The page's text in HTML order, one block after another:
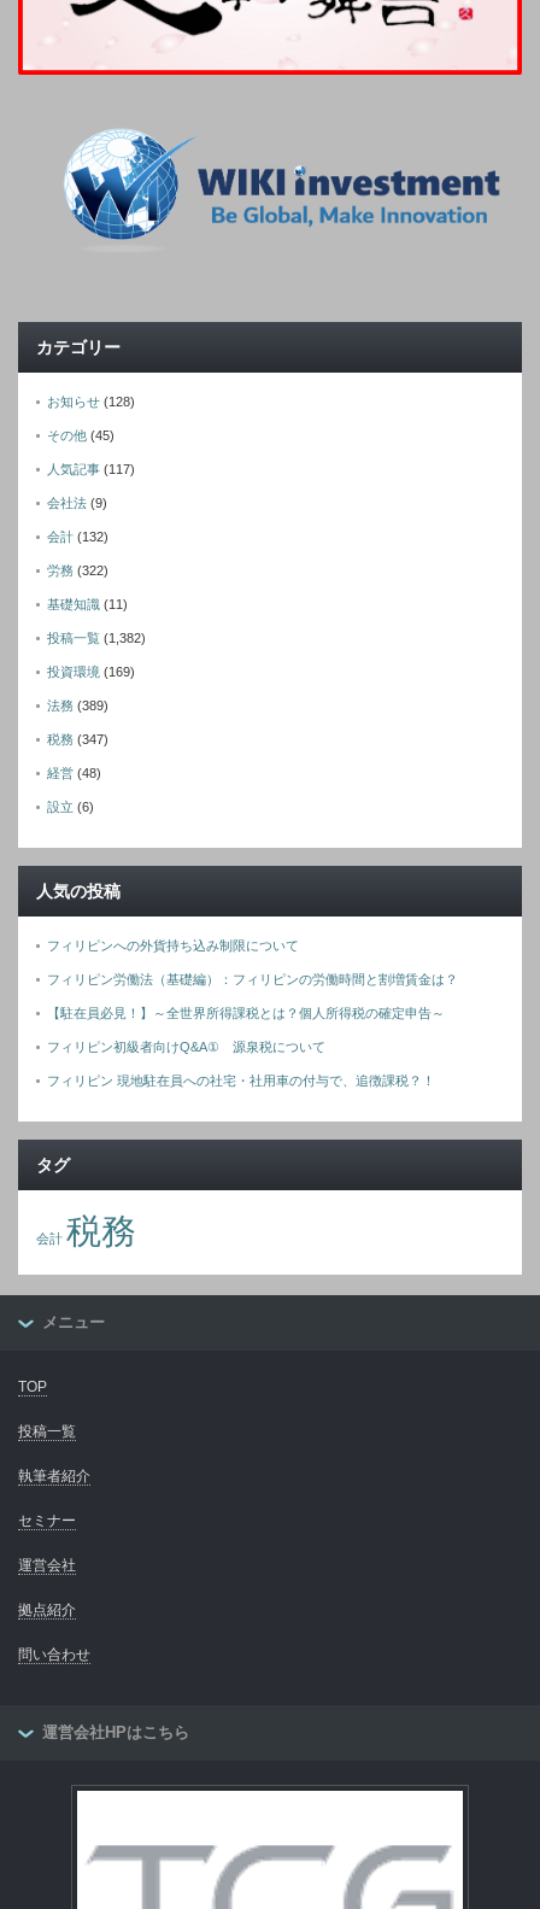
カテゴリー
お知らせ (128)
その他 (45)
人気記事 (117)
会社法 (9)
会計 (132)
労務 (322)
基礎知識 (11)
投稿一覧 (1,382)
投資環境 (169)
法務 (389)
税務 (347)
経営 (48)
設立 (6)
人気の投稿
フィリピンへの外貨持ち込み制限について
フィリピン労働法（基礎編）：フィリピンの労働時間と割増賃金は？
【駐在員必見！】～全世界所得課税とは？個人所得税の確定申告～
フィリピン初級者向けQ&A① 源泉税について
フィリピン 現地駐在員への社宅・社用車の付与で、追徴課税？！
タグ
会計 税務
メニュー
TOP
投稿一覧
執筆者紹介
セミナー
運営会社
拠点紹介
問い合わせ
運営会社HPはこちら